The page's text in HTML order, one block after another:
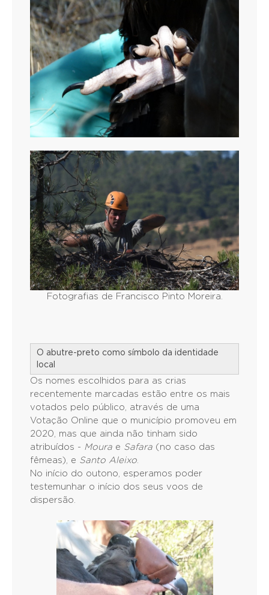
Fotografias de Francisco Pinto Moreira.
O abutre-preto como símbolo da identidade
local
Os nomes escolhidos para as crias
recentemente marcadas estão entre os mais
votados pelo público, através de uma
Votação Online que o município promoveu em
2020, mas que ainda não tinham sido
atribuídos - Moura e Safara (no caso das
fêmeas), e Santo Aleixo.
No início do outono, esperamos poder
testemunhar o início dos seus voos de
dispersão.